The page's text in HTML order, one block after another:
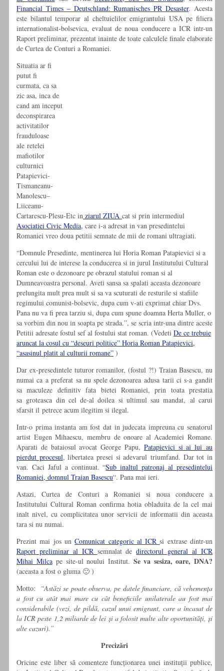
Financial Times – Deutschland: Rumanisches PR Desaster. Acesta
este bilantul temporar al cheltuielilor emigrantului USA pe filiera
internationalist-bolsevica, evaluat de noua conducere a ICR intr-un
Raport preliminar, prezentat inainte de toate calculele finale elaborate
de Curtea de Conturi a Romaniei.
Situatia ar fi
putut fi
curmata, ca sa
zic asa, inca de
cand am inceput
deconspirarea
activitatilor
frauduloase
ale retelei
mafiotilor
culturnici
Patapievici-
Tismaneanu-
Manolescu–
Liiceanu-
Cartarescu-Plesu-Etc in ziarul ZIUA cat si prin intermediul
Asociatiei Civic Media, care i-a adresat in van presedintelui
Romaniei vreo doua petitii semnate de mii de romani ultragiati.
“Domnule Presedinte, mentinerea lui Horia Roman Patapievici si a
cercului lui de interese la conducerea si in jurul Institutului Cultural
Roman este o dezonoare pe obrazul statului roman si al
Dumneavoastra personal. Aveti sansa sa spalati aceasta dezonoare
prelungita mult prea mult si sa va scuturati de resturile si stafiile
regimului comunist-bolsevic, dupa cum v-ati exprimat chiar Dvs.
Pana nu va fi prea tarziu si, dupa cum spune doamna Herta Muller, o
sa vorbim din nou in soapta pe strada.”, se scria intr-una dintre aceste
Petitii adresate fostul sef al fostului stat roman. (Vedeti De ce trebuie
aruncat la cosul cu “deseuri politice” Horia Roman Patapievici,
“asasinul platit al culturii romane” )
Dar ex-presedintele tuturor romanilor, (fostul ?!) Traian Basescu, nu
numai ca a preferat sa nu spele dezonoarea adusa tarii ci s-a gandit
sa maculeze definitiv fata bietei Romaniei, prin toata prestatia
sa groteasca din cel de-al doilea si ultimul sau mandat, al carui
sfarsit il petrece acum ilegitim si ilegal.
Intr-o prima instanta am fost dat in judecata impreuna cu senatorul
artist Eugen Mihaescu, membru de onoare al Academiei Romane.
Aparati de bataiosul avocat George Papu, Patapievici si ai lui au
pierdut procesul, libertatea presei si adevarul triumfand. Dar tot in
van. Caci Jaful a continuat. “Sub inaltul patronaj al presedintelui
Romaniei, domnul Traian Basescu“. Pana mai ieri.
Astazi, Curtea de Conturi a Romaniei si noua conducere a
Institutului Cultural Roman confirma hotia obladuita de la cel mai
inalt nivel, cu complicitatea unor servicii de informatii din aceasta
tara si nu numai.
Prezint mai jos unComunicat categoric al ICRsi extrase dintr-un
Raport preliminar al ICR semnalat dedirectorul general al ICR
Mihai Milcape site-ul noului Institut. Se va sesiza, oare, DNA?
(aceasta a fost o gluma 🙂 )
Motto:
“Astăzi se poate observa, pe datele financiare, că vehemența
a fost cu atât mai mare cu cât beneficiile unilaterale au fost mai
considerabile (vezi, de pildă, cazul unui emigrant, care a încasat de
la ICR peste 1,2 miliarde de lei și a folosit multe alte oportunități, și
alte cazuri).”
Precizări
Oricine este liber să comenteze funcționarea unei instituții publice,